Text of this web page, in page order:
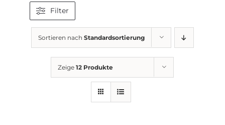
Filter
Sortieren nach Standardsortierung
Zeige12 Produkte